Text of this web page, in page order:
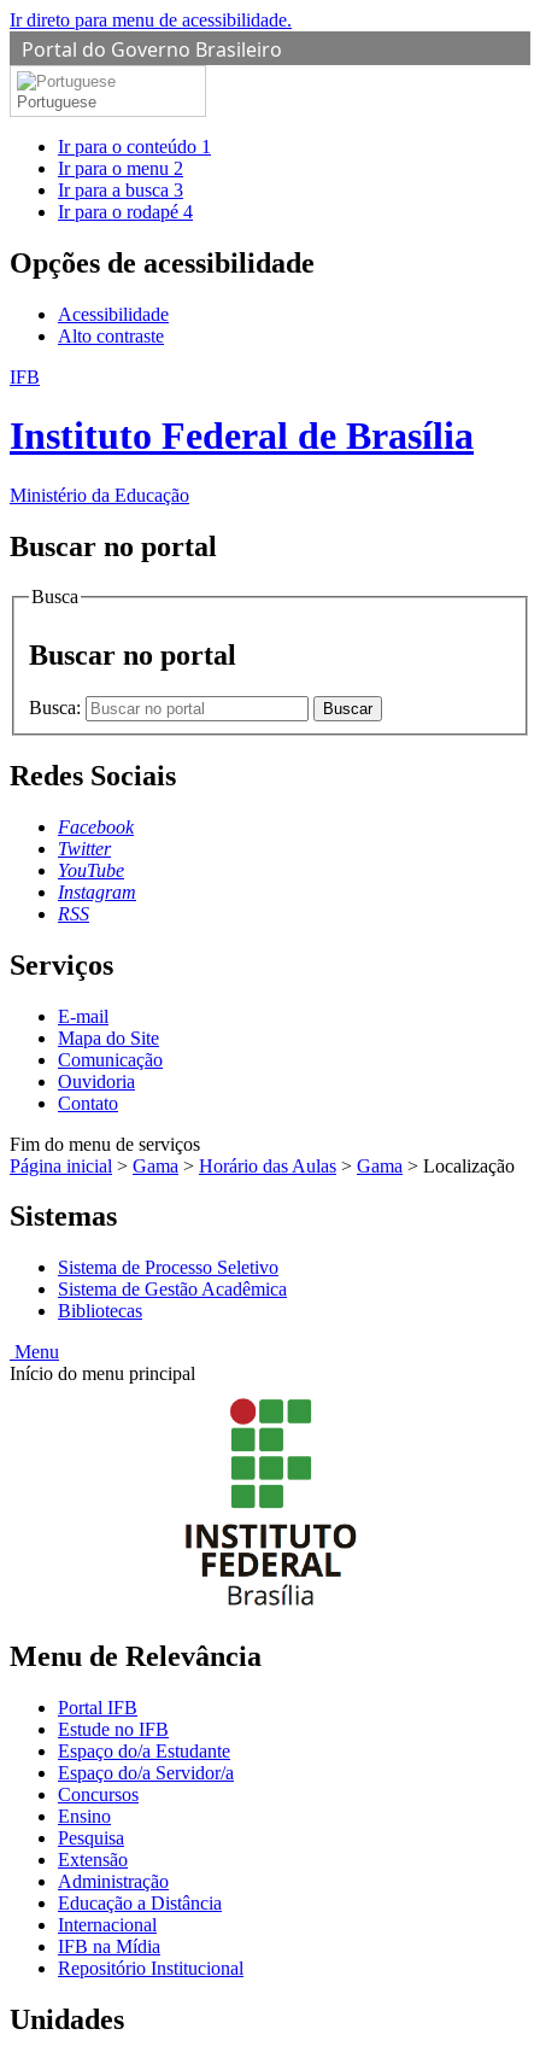
Ir direto para menu de acessibilidade.
Portal do Governo Brasileiro
Portuguese
Ir para o conteúdo 1
Ir para o menu 2
Ir para a busca 3
Ir para o rodapé 4
Opções de acessibilidade
Acessibilidade
Alto contraste
IFB
Instituto Federal de Brasília
Ministério da Educação
Buscar no portal
Busca
Buscar no portal
Busca: Buscar
Redes Sociais
Facebook
Twitter
YouTube
Instagram
RSS
Serviços
E-mail
Mapa do Site
Comunicação
Ouvidoria
Contato
Fim do menu de serviços
Página inicial > Gama > Horário das Aulas > Gama > Localização
Sistemas
Sistema de Processo Seletivo
Sistema de Gestão Acadêmica
Bibliotecas
Menu
Início do menu principal
Menu de Relevância
Portal IFB
Estude no IFB
Espaço do/a Estudante
Espaço do/a Servidor/a
Concursos
Ensino
Pesquisa
Extensão
Administração
Educação a Distância
Internacional
IFB na Mídia
Repositório Institucional
Unidades